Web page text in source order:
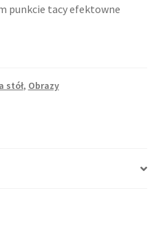
punkcie tacy efektowne
stół, Obrazy